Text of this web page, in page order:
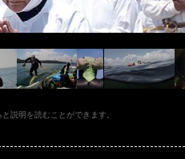
説明を読むことができます。